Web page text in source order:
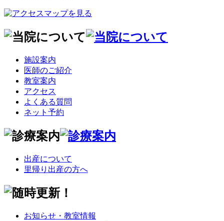
施設案内
医師のご紹介
教室案内
アクセス
よくある質問
ネット予約
出産について
里帰り出産の方へ
お知らせ・教室情報